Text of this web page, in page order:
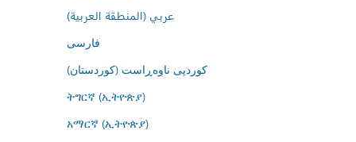
عربي (المنطقة العربية)
فارسى
کوردیی ناوەڕاست (کوردستان)
ትግርኛ (ኢትዮጵያ)
አማርኛ (ኢትዮጵያ)